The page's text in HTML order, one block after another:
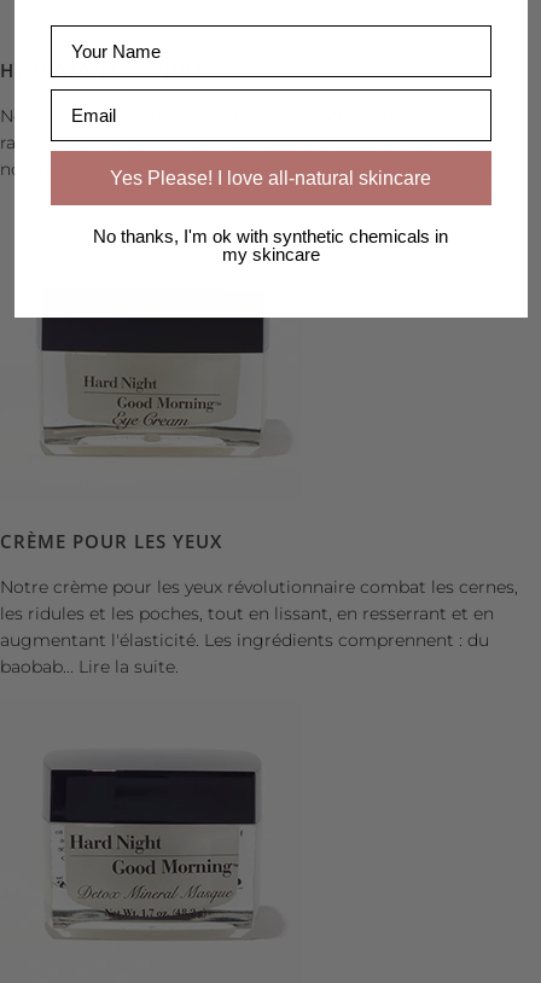
HYDRATANT DE NUIT
Notre formule de nuit luxueuse réhydrate, reconstitue et
rajeunit la peau grâce à une multitude d'ingrédients actifs,
notamment Gatuline® Age Defense, Gatuline®...Lire la suite.
CRÈME POUR LES YEUX
Notre crème pour les yeux révolutionnaire combat les cernes,
les ridules et les poches, tout en lissant, en resserrant et en
augmentant l'élasticité. Les ingrédients comprennent : du
baobab... Lire la suite.
Yes Please! I love all-natural skincare
No thanks, I'm ok with synthetic chemicals in
my skincare